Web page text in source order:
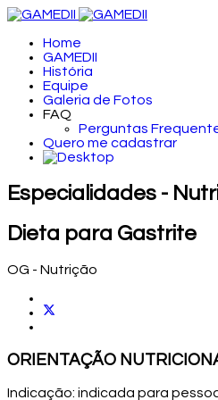
Home
GAMEDII
História
Equipe
Galeria de Fotos
FAQ
Perguntas
Quero me cadastrar
Especialidades -
Dieta para Gastrite
OG - Nutrição
ORIENTAÇÃO
Indicação: indicada para